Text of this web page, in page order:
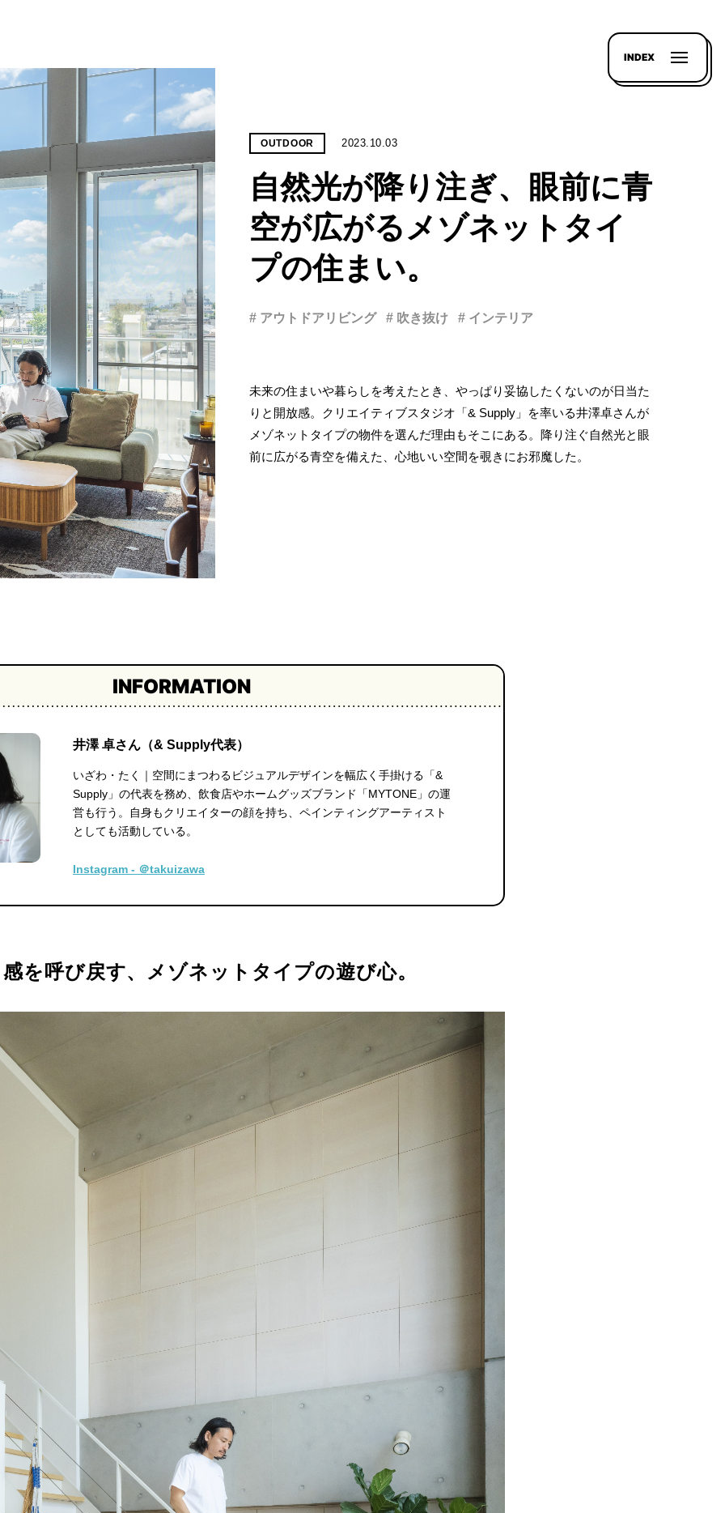
INDEX
OUTDOOR 2023.10.03
自然光が降り注ぎ、眼前に青
空が広がるメゾネットタイ
プの住まい。
# アウトドアリビング # 吹き抜け # インテリア
未来の住まいや暮らしを考えたとき、やっぱり妥協したくないのが日当た
りと開放感。クリエイティブスタジオ「& Supply」を率いる井澤卓さんが
メゾネットタイプの物件を選んだ理由もそこにある。降り注ぐ自然光と眼
前に広がる青空を備えた、心地いい空間を覗きにお邪魔した。
INFORMATION
井澤 卓さん（& Supply代表）
いざわ・たく｜空間にまつわるビジュアルデザインを幅広く手掛ける「&
Supply」の代表を務め、飲食店やホームグッズブランド「MYTONE」の運
営も行う。自身もクリエイターの顔を持ち、ペインティングアーティスト
としても活動している。
Instagram - ＠takuizawa
を呼び戻す、メゾネットタイプの遊び心。